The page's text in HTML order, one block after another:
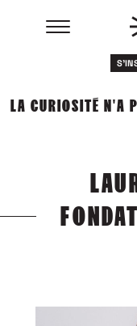
LA CURIOSITÉ N'A